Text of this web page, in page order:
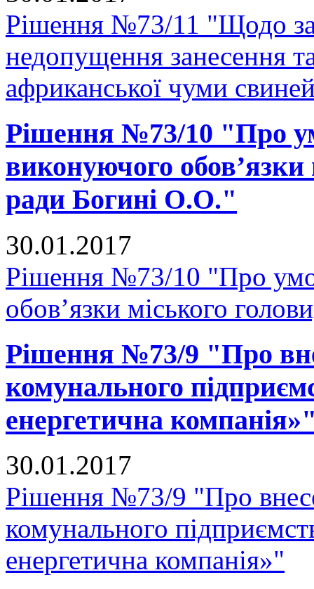
Рішення №73/11 "Щодо
недопущення занесення
африканської чуми
Рішення №73/10 "Про
виконуючого обов’язки
ради Богині О.О."
30.01.2017
Рішення №73/10 "Про
обов’язки міського
Рішення №73/9 "Про
комунального
енергетична
30.01.2017
Рішення №73/9 "Про
комунального
енергетична компанія»"